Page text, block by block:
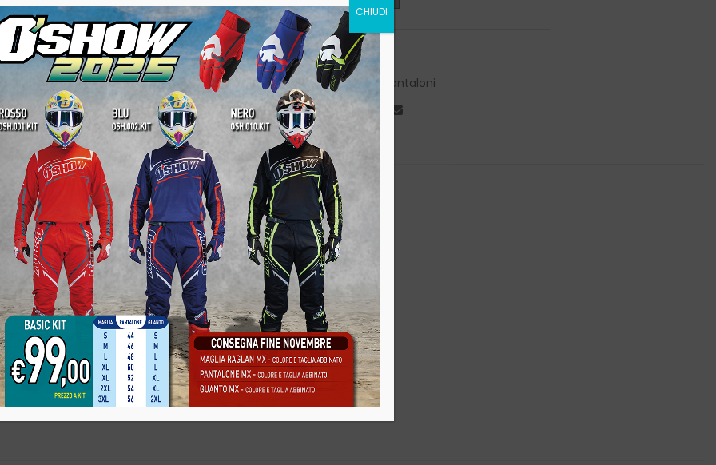
SKU:
PA.010.HERO.X29
Categories:
Bambino, Moto,
Pantaloni
Share on:
Informazioni aggiuntive
18, 22
CHIUDI